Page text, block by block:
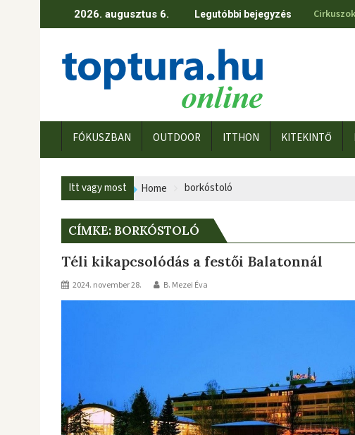
2026. augusztus 6. Legutóbbi bejegyzés
FÓKUSZBAN OUTDOOR ITTHON KITEKINTŐ
Itt vagy most Home borkóstoló
CÍMKE: BORKÓSTOLÓ
Téli kikapcsolódás a festői Balatonnál
2024. november 28. B. Mezei Éva